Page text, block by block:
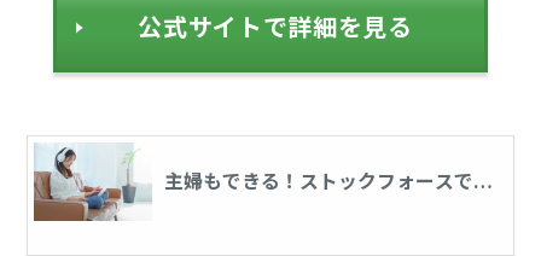
公式サイトで詳細を見る
主婦もできる！ストックフォースで月